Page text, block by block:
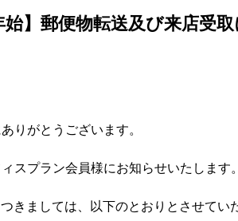
始】郵便物転送及び来店受
りがとうございます。
スプラン会員様にお知らせいたします。
きましては、以下のとおりとさせてい